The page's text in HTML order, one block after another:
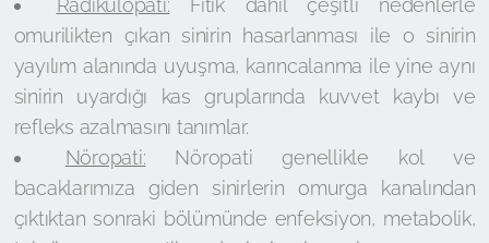
Radikülopati: Fıtık dahil çeşitli nedenlerle
omurilikten çıkan sinirin hasarlanması ile o sinirin
yayılım alanında uyuşma, karıncalanma ile yine aynı
sinirin uyardığı kas gruplarında kuvvet kaybı ve
refleks azalmasını tanımlar.
Nöropati: Nöropati genellikle kol ve
bacaklarımıza giden sinirlerin omurga kanalından
çıktıktan sonraki bölümünde enfeksiyon, metabolik,